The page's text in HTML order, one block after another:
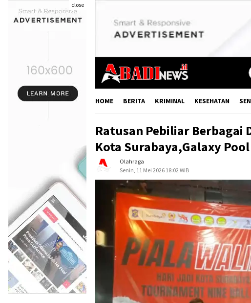
close
HOME BERITA KRIMINAL KESEHATAN
Ratusan Pebiliar Berbagai
Kota Surabaya,Galaxy
Olahraga
Senin, 11 Mei 2026 18:02 WIB